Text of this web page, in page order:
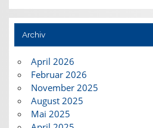
Archiv
April 2026
Februar 2026
November 2025
August 2025
Mai 2025